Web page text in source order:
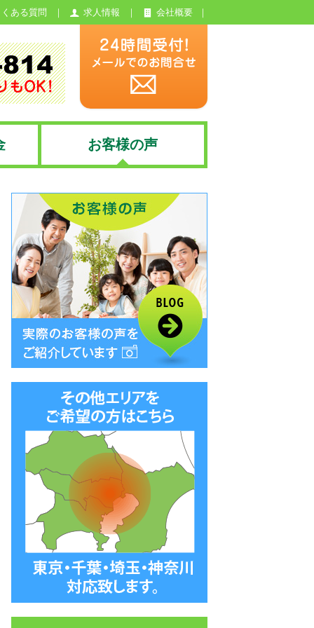
ある質問 求人情報 会社概要
お客様の声